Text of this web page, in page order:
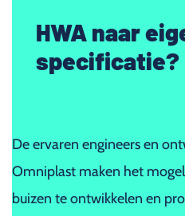
HWA naar
specificatie?
De ervaren engineers en
Omniplast maken het
buizen te ontwikkelen en